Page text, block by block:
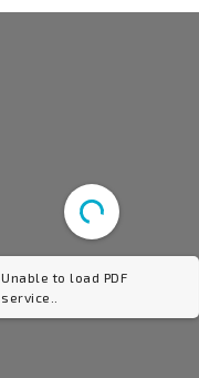
Unable to load PDF
service..